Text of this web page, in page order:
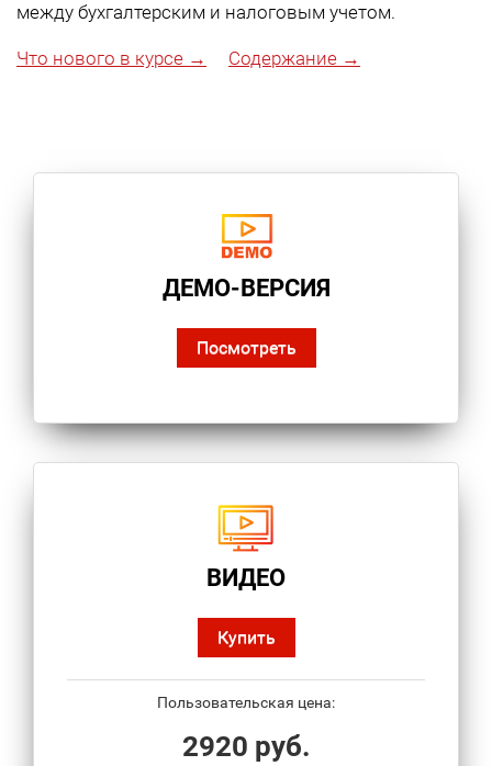
между бухгалтерским и налоговым учетом.
Что нового в курсе → Содержание →
ДЕМО-ВЕРСИЯ
Посмотреть
ВИДЕО
Купить
Пользовательская цена:
2920 руб.